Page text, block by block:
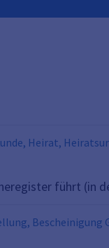
Heirat,
führt (in